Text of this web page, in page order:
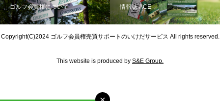
ゴルフ会員権について 情報誌 ACE
Copyright(C)2024 ゴルフ会員権売買サポートのいけだサービス All rights reserved.
This website is produced by S&E Group.